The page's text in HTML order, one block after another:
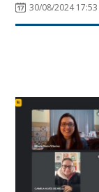
30/08/2024 17:53